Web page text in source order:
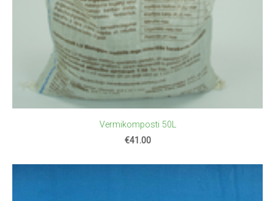
Vermikomposti 50L
€41.00